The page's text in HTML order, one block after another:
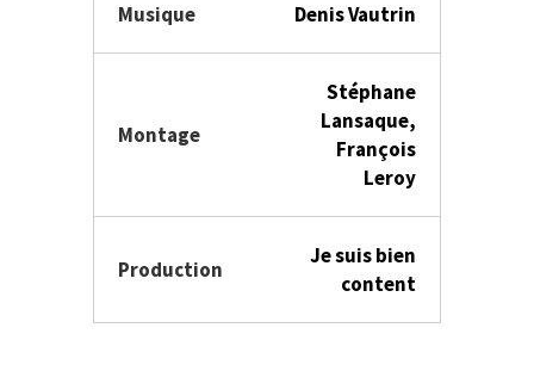
Musique Denis Vautrin
Montage
Stéphane
Lansaque,
François
Leroy
Production
Je suis bien
content